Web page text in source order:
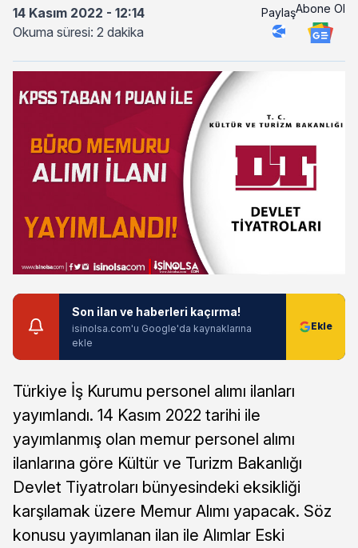
14 Kasım 2022 - 12:14
Okuma süresi: 2 dakika
PaylaşAbone Ol
Son ilan ve haberleri kaçırma!
isinolsa.com'u Google'da kaynaklarına
ekle
Türkiye İş Kurumu personel alımı ilanları
yayımlandı. 14 Kasım 2022 tarihi ile
yayımlanmış olan memur personel alımı
ilanlarına göre Kültür ve Turizm Bakanlığı
Devlet Tiyatroları bünyesindeki eksikliği
karşılamak üzere Memur Alımı yapacak. Söz
konusu yayımlanan ilan ile Alımlar Eski